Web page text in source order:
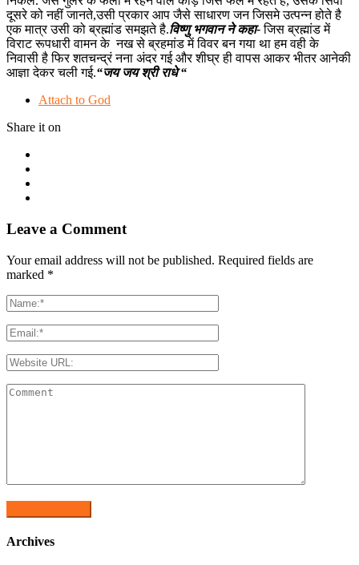
दूसरे को नहीं जानते,उसी प्रकार आप जैसे साधारण जन जिसमे उत्पन्न होते है
एक मात्र उसी को ब्रह्मांड समझते है.विष्णु भगवान ने कहा-जिस ब्रह्मांड में
विराट रूपधारी वामन के नख से ब्रहमांड में विवर बन गया था हम वही के
निवासी हैफिर शतचन्द्रं नना अंदर गई और शीघ्र ही वापस आकर भीतर आनेकी
आज्ञा देकर चली गई.“जय जय श्री राधे “
Attach to God
Share it on
Leave a Comment
Your email address will not be published. Required fields are
marked *
Archives